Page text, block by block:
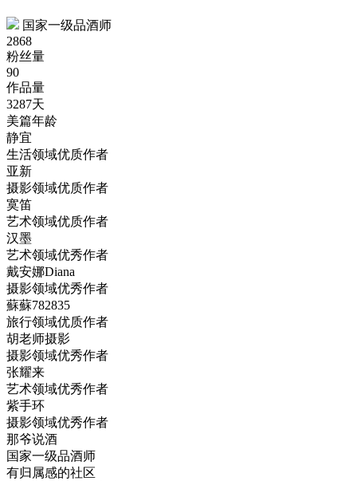
国家一级品酒师
2868
粉丝量
90
作品量
3287天
美篇年龄
静宜
生活领域优质作者
亚新
摄影领域优质作者
寞笛
艺术领域优质作者
汉墨
艺术领域优秀作者
戴安娜Diana
摄影领域优秀作者
蘇蘇782835
旅行领域优质作者
胡老师摄影
摄影领域优秀作者
张耀来
艺术领域优秀作者
紫手环
摄影领域优秀作者
那爷说酒
国家一级品酒师
有归属感的社区